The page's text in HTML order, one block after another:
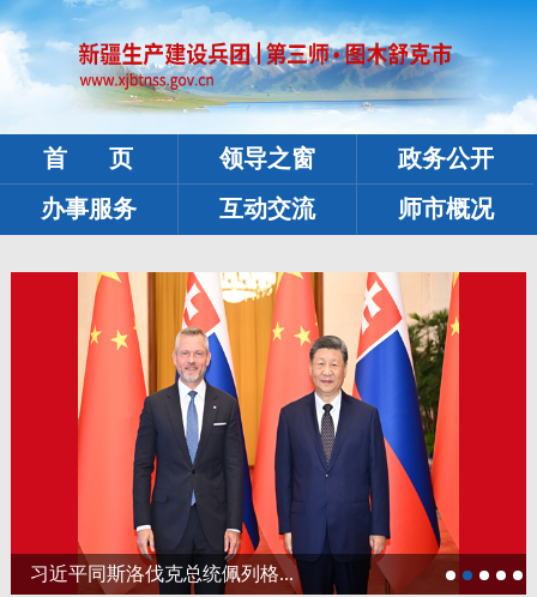
首 页 领导之窗
政务公开
办事服务
互动交流 师市概况
习近平同斯洛伐克总统佩列格...